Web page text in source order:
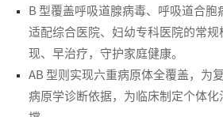
B 型覆盖呼吸道腺病毒、呼吸道合胞
适配综合医院、妇幼专科医院的常规
现、早治疗，守护家庭健康。
AB 型则实现六重病原体全覆盖，为
病原学诊断依据，为临床制定个体化